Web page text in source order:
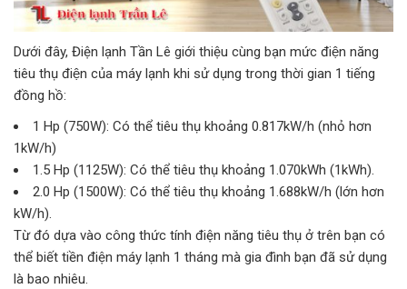
Dưới đây, Điện lạnh Tần Lê giới thiệu cùng bạn mức điện năng
tiêu thụ điện của máy lạnh khi sử dụng trong thời gian 1 tiếng
đồng hồ:
1 Hp (750W): Có thể tiêu thụ khoảng 0.817kW/h (nhỏ hơn
1kW/h)
1.5 Hp (1125W): Có thể tiêu thụ khoảng 1.070kWh (1kWh).
2.0 Hp (1500W): Có thể tiêu thụ khoảng 1.688kW/h (lớn hơn
kW/h).
Từ đó dựa vào công thức tính điện năng tiêu thụ ở trên bạn có
thể biết tiền điện máy lạnh 1 tháng mà gia đình bạn đã sử dụng
là bao nhiêu.